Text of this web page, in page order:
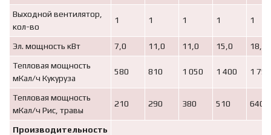
Выходной вентилятор,
кол-во
1 1 1 1 1
Эл. мощность кВт 7,0 11,0 11,0 15,0
18,0
Тепловая мощность
мКал/ч Кукуруза
580 810 1 050 1 400 1 750
Тепловая мощность
мКал/ч Рис, травы
210 290 380 510 640
Производительность